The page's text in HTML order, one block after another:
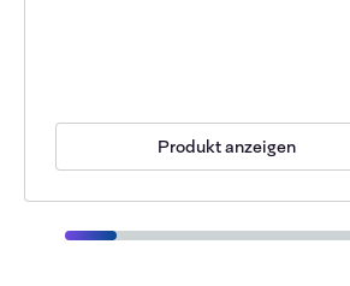
Produkt anzeigen